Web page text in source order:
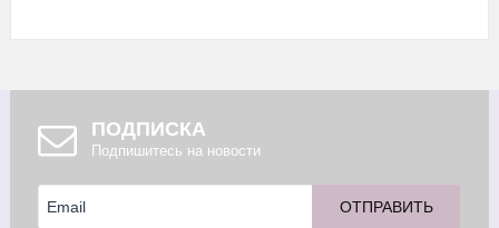
ПОДПИСКА
Подпишитесь на новости